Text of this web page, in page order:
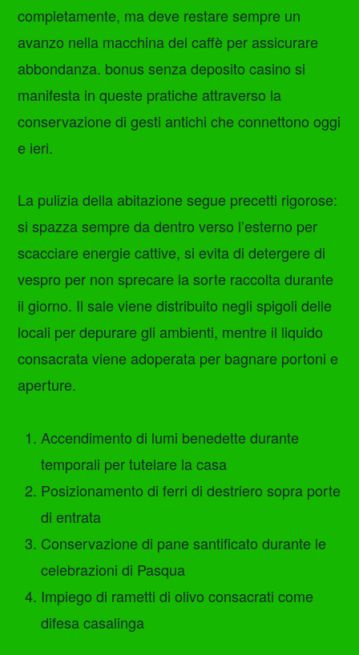
completamente, ma deve restare sempre un
avanzo nella macchina del caffè per assicurare
abbondanza. bonus senza deposito casino si
manifesta in queste pratiche attraverso la
conservazione di gesti antichi che connettono oggi
e ieri.
La pulizia della abitazione segue precetti rigorose:
si spazza sempre da dentro verso l’esterno per
scacciare energie cattive, si evita di detergere di
vespro per non sprecare la sorte raccolta durante
il giorno. Il sale viene distribuito negli spigoli delle
locali per depurare gli ambienti, mentre il liquido
consacrata viene adoperata per bagnare portoni e
aperture.
Accendimento di lumi benedette durante
temporali per tutelare la casa
Posizionamento di ferri di destriero sopra porte
di entrata
Conservazione di pane santificato durante le
celebrazioni di Pasqua
Impiego di rametti di olivo consacrati come
difesa casalinga